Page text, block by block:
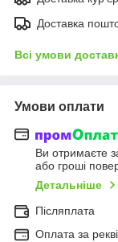
Доставка
Всі умови
Умови оплати
Ви отримаєте
або гроші
Детальніше
Післяплата
Оплата за